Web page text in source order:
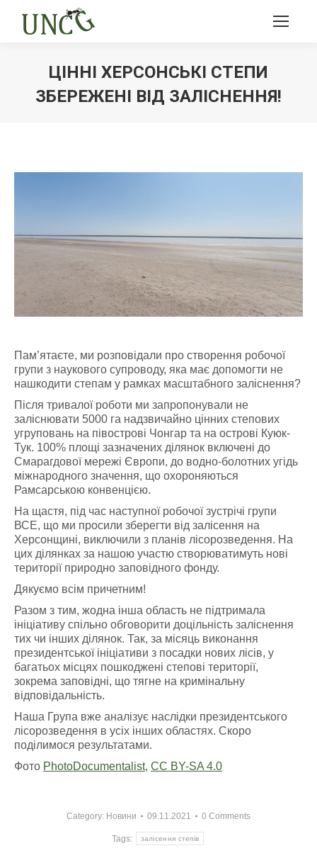
ЦІННІ ХЕРСОНСЬКІ СТЕПИ
ЗБЕРЕЖЕНІ ВІД ЗАЛІСНЕННЯ!
Пам’ятаєте, ми розповідали про створення робочої
групи з наукового супроводу, яка має допомогти не
нашкодити степам у рамках масштабного заліснення?
Після тривалої роботи ми запропонували не
заліснювати 5000 га надзвичайно цінних степових
угруповань на півострові Чонгар та на острові Куюк-
Тук. 100% площі зазначених ділянок включені до
Смарагдової мережі Європи, до водно-болотних угідь
міжнародного значення, що охороняються
Рамсарською конвенцією.
На щастя, під час наступної робочої зустрічі групи
ВСЕ, що ми просили зберегти від залісення на
Херсонщині, виключили з планів лісорозведення. На
цих ділянках за нашою участю створюватимуть нові
території природно заповідного фонду.
Дякуємо всім причетним!
Разом з тим, жодна інша область не підтримала
ініціативу спільно обговорити доцільність заліснення
тих чи інших ділянок. Так, за місяць виконання
президентської ініціативи з посадки нових лісів, у
багатьох місцях пошкоджені степові території,
зокрема заповідні, що тягне на кримінальну
відповідальність.
Наша Група вже аналізує наслідки президентського
лісорозведення в усіх інших областях. Скоро
поділимося результатами.
Фото PhotoDocumentalist, CC BY-SA 4.0
Category: Новини 09.11.2021 0 Comments
Tags: залісення степів